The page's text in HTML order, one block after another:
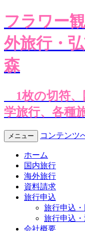
フラワー
外旅行・
森
1枚の切符、
学旅行、各種
メニュー コンテンツ
ホーム
国内旅行
海外旅行
資料請求
旅行申込
旅行申込
旅行申込
会社概要